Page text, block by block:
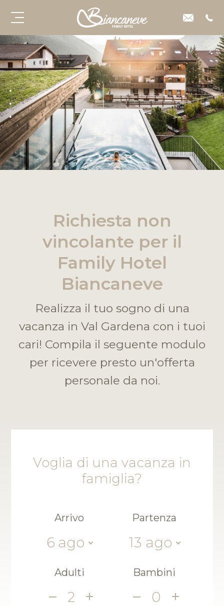
Richiesta non
vincolante per il
Family Hotel
Biancaneve
Realizza il tuo sogno di una
vacanza in Val Gardena con i tuoi
cari! Compila il seguente modulo
per ricevere presto un'offerta
personale da noi.
Voglia di una vacanza in
famiglia?
Arrivo
6 ago
Partenza
13 ago
Adulti
2
Bambini
0